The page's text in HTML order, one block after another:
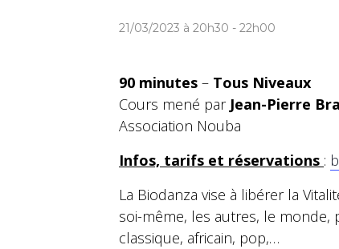
21/03/2023 à 20h30 - 22h00
90 minutes – Tous Niveaux
Cours mené par Jean-Pierre
Association Nouba
Infos, tarifs et réservations :
La Biodanza vise à libérer la
soi-même, les autres, le monde,
classique, africain, pop,…